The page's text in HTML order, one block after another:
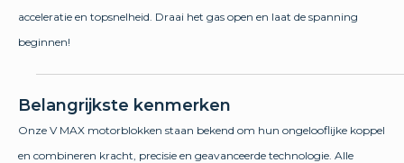
acceleratie en topsnelheid. Draai het gas open en laat de spanning
beginnen!
Belangrijkste kenmerken
Onze V MAX motorblokken staan bekend om hun ongelooflijke koppel
en combineren kracht, precisie en geavanceerde technologie. Alle